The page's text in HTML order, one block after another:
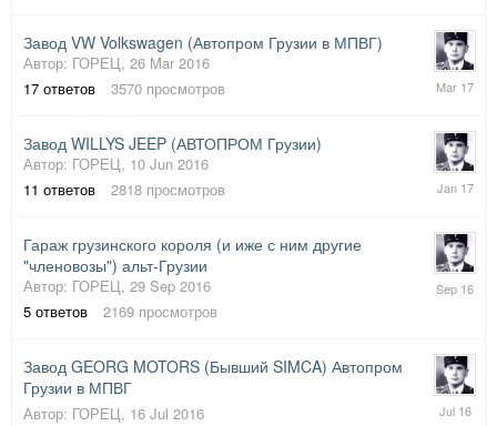
Завод VW Volkswagen (Автопром Грузии в МПВГ)
Автор: ГОРЕЦ, 26 Mar 2016
17 ответов 3570 просмотров
1
Завод WILLYS JEEP (АВТОПРОМ Грузии)
Автор: ГОРЕЦ, 10 Jun 2016
11 ответов 2818 просмотров
31
Гараж грузинского короля (и иже с ним другие
"членовозы") альт-Грузии
Автор: ГОРЕЦ, 29 Sep 2016
5 ответов 2169 просмотров
29
Sep
Завод GEORG MOTORS (Бывший SIMCA) Автопром
Грузии в МПВГ
Автор: ГОРЕЦ, 16 Jul 2016
18